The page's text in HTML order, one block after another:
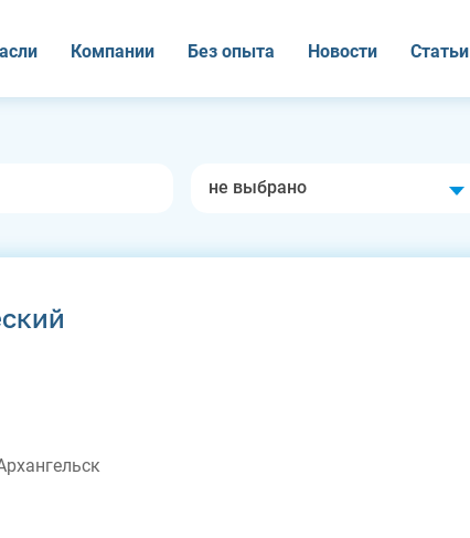
Компании Без опыта Новости Статьи
не выбрано